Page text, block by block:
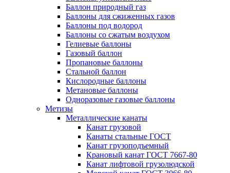
Баллон природный газ
Баллоны для сжиженных газов
Баллоны под водород
Баллоны со сжатым воздухом
Гелиевые баллоны
Газовый баллон
Пропановые баллоны
Стальной баллон
Кислородные баллоны
Метановые баллоны
Одноразовые газовые баллоны
Метизы
Металлические канаты
Канат грузовой
Канаты стальные ГОСТ
Канат грузоподъемный
Крановый канат ГОСТ 7667-80
Канат лифтовой грузолюдской